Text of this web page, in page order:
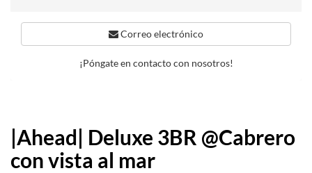
|Ahead| Deluxe 3BR @Cabrero
con vista al mar
Correo electrónico
¡Póngate en contacto con nosotros!